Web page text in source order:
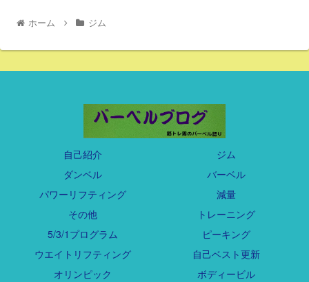
ホーム ジム
自己紹介
ジム
ダンベル
バーベル
パワーリフティング
減量
その他
トレーニング
5/3/1プログラム
ピーキング
ウエイトリフティング
自己ベスト更新
オリンピック
ボディービル